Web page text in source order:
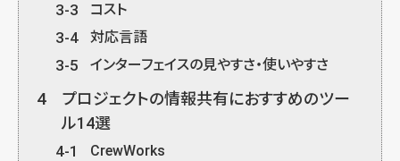
3-3 コスト
3-4 対応言語
3-5 インターフェイスの見やすさ・使いやすさ
4
プロジェクトの情報共有におすすめのツー
ル14選
4-1 CrewWorks